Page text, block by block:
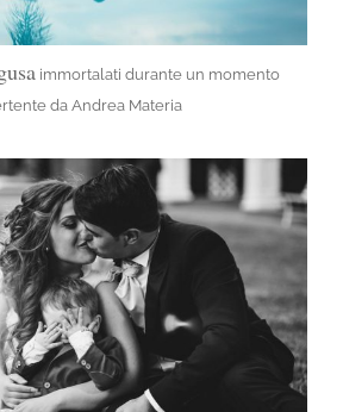
immortalati durante un momento
da Andrea Materia